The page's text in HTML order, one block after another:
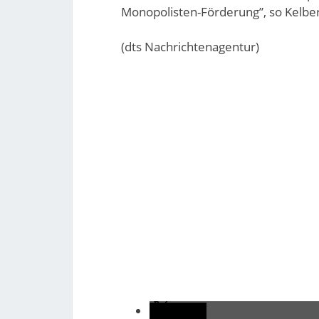
Monopolisten-Förderung”, so
(dts Nachrichtenagentur)